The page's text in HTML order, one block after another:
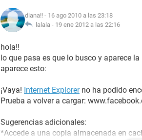
diana!! - 16 ago 2010 a las 23:18
lalala - 19 ene 2012 a las 22:16
hola!!
lo que pasa es que lo busco y aparece
aparece esto:
¡Vaya! Internet Explorerno ha podido
Prueba a volver a cargar:
Sugerencias adicionales:
*Accede a una copia almacenada en